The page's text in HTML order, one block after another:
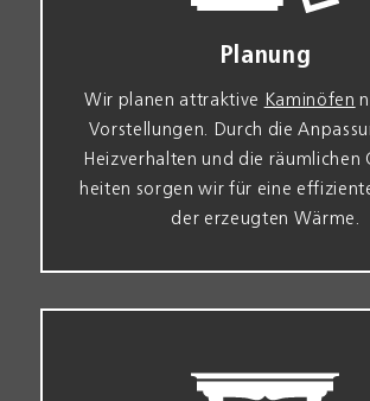
Planung
Wir planen attraktive Kamin­öfen
Vor­stellungen. Durch die
Heiz­verhalten und die räumlichen
heiten sorgen wir für eine
der erzeugten Wärme.